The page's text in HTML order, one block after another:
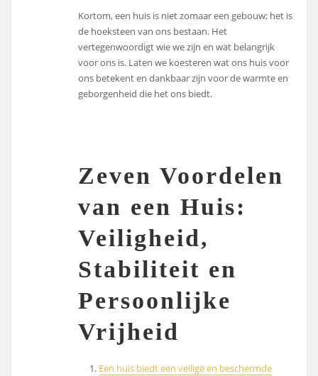
Kortom, een huis is niet zomaar een gebouw; het is
de hoeksteen van ons bestaan. Het
vertegenwoordigt wie we zijn en wat belangrijk
voor ons is. Laten we koesteren wat ons huis voor
ons betekent en dankbaar zijn voor de warmte en
geborgenheid die het ons biedt.
Zeven Voordelen
van een Huis:
Veiligheid,
Stabiliteit en
Persoonlijke
Vrijheid
Een huis biedt een veilige en beschermde